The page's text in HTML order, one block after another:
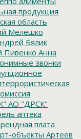
продукция
область
Мелешко
Бялик
Пивенко Анна
звонки
АО "ДРСК"
аптека
плата
объекты Артеев